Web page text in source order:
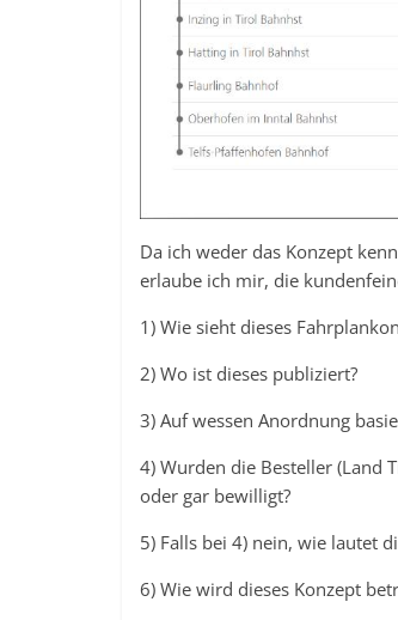
Da ich weder das Konzept
erlaube ich mir, die
1) Wie sieht dieses
2) Wo ist dieses publiziert?
3) Auf wessen Anordnung
4) Wurden die Besteller (Land
oder gar bewilligt?
5) Falls bei 4) nein, wie lautet
6) Wie wird dieses Konzept